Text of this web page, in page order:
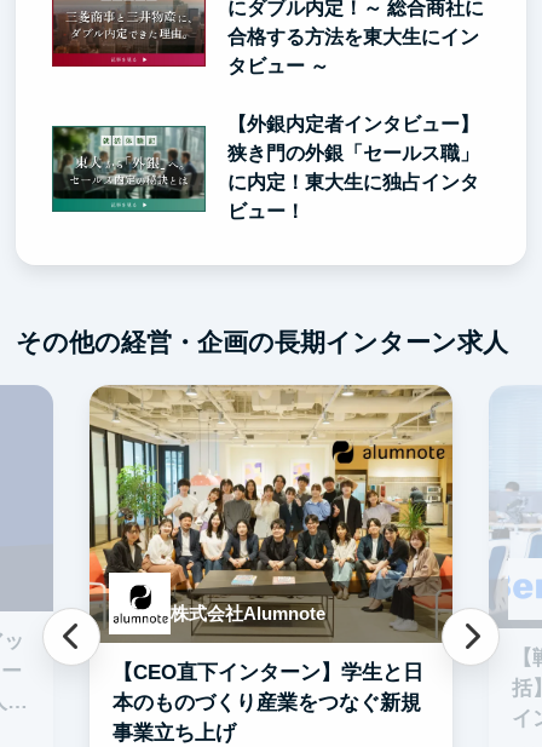
にダブル内定！～ 総合商社に
合格する方法を東大生にイン
タビュー ～
【外銀内定者インタビュー】
狭き門の外銀「セールス職」
に内定！東大生に独占インタ
ビュー！
その他の経営・企画の長期インターン求人
を
株式会社Alumnote
【CEO直下インターン】学生と日
本のものづくり産業をつなぐ新規
事業立ち上げ
括
イ